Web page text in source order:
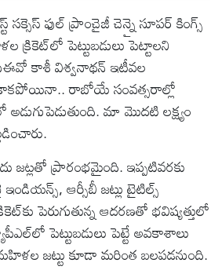
ఫుల్ ప్రాంచైజీ చెన్నై సూపర్ కింగ్స్‌
క్రికెట్‌లో పెట్టుబడులు పెట్టాలని
కాశీ విశ్వనాథన్ ఇటీవల
కాకపోయినా.. రాబోయే సంవత్సరాల్లో
మా మొదటి లక్ష్యం
జట్లతో ప్రారంభమైంది. ఇప్పటివరకు
ఆర్సీబీ జట్లు టైటిల్స్
పెరుగుతున్న ఆదరణతో భవిష్యత్తులో
పెట్టుబడులు పెట్టే అవకాశాలు
జట్టు కూడా మరింత బలపడనుంది.